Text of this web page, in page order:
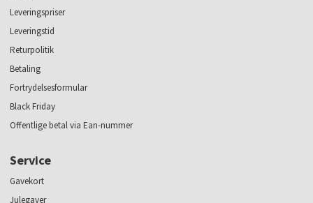
Leveringspriser
Leveringstid
Returpolitik
Betaling
Fortrydelsesformular
Black Friday
Offentlige betal via Ean-nummer
Service
Gavekort
Julegaver